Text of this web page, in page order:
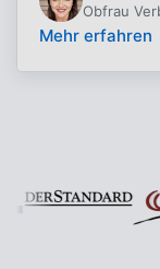
Obfrau
Mehr erfahren